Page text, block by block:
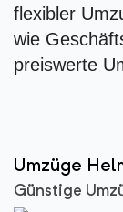
flexibler
wie
preiswerte
Umzüge
Günstige